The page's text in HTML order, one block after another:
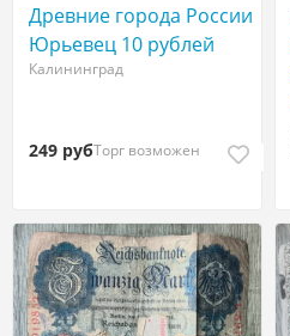
Древние города России
Юрьевец 10 рублей
Калининград
249 рубТорг возможен